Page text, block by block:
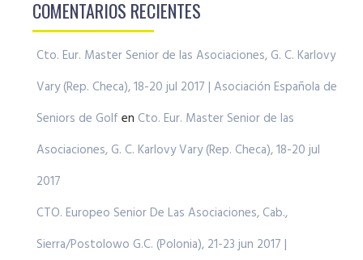
COMENTARIOS RECIENTES
Cto. Eur. Master Senior de las Asociaciones, G. C. Karlovy
Vary (Rep. Checa), 18-20 jul 2017 | Asociación Española de
Seniors de Golf en Cto. Eur. Master Senior de las
Asociaciones, G. C. Karlovy Vary (Rep. Checa), 18-20 jul
2017
CTO. Europeo Senior De Las Asociaciones, Cab.,
Sierra/Postolowo G.C. (Polonia), 21-23 jun 2017 |